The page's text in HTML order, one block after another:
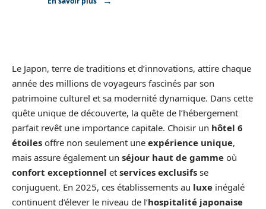
Le Japon, terre de traditions et d’innovations, attire chaque
année des millions de voyageurs fascinés par son
patrimoine culturel et sa modernité dynamique. Dans cette
quête unique de découverte, la quête de l’hébergement
parfait revêt une importance capitale. Choisir un hôtel 6
étoiles offre non seulement une expérience unique,
mais assure également un séjour haut de gamme où
confort exceptionnel et services exclusifs se
conjuguent. En 2025, ces établissements au luxe inégalé
continuent d’élever le niveau de l’hospitalité japonaise